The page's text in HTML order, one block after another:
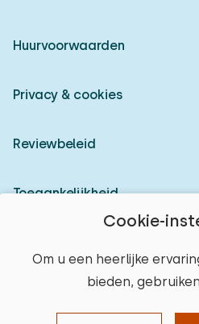
Cookie-
Om u een heerlijke
bieden,
Huurvoorwaarden
Privacy & cookies
Reviewbeleid
Toegankelijkheid
© 2026 Heerlijke Huisjes